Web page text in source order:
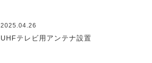
2025.04.26
UHFテレビ用アンテナ設置